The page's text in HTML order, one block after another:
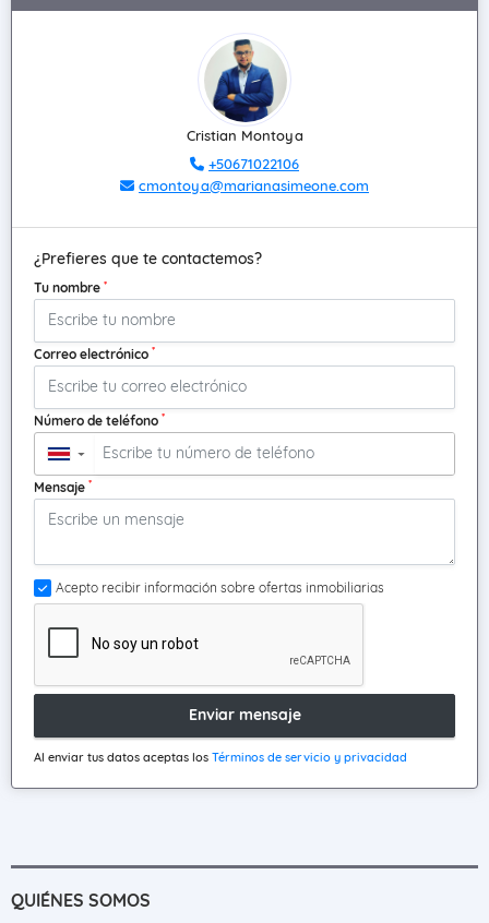
Cristian Montoya
+50671022106
cmontoya@marianasimeone.com
¿Prefieres que te contactemos?
Tu nombre *
Correo electrónico *
Número de teléfono *
▼
Mensaje *
Acepto recibir información sobre ofertas inmobiliarias
Enviar mensaje
Al enviar tus datos aceptas los Términos de servicio y privacidad
QUIÉNES SOMOS